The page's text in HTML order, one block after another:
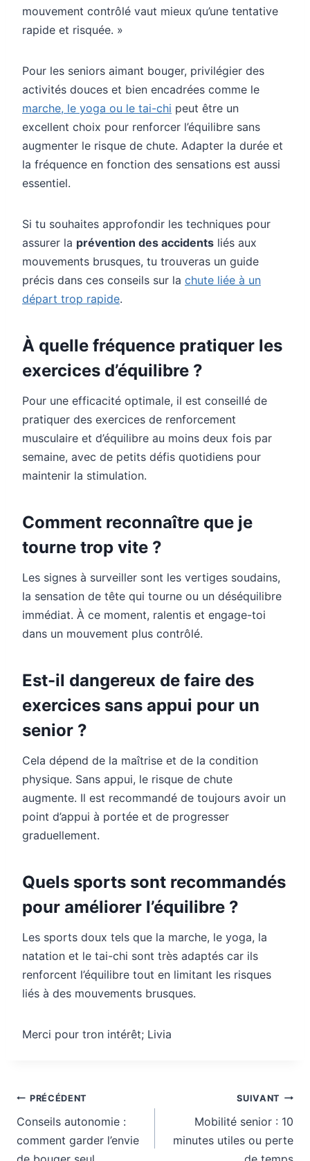
mouvement contrôlé vaut mieux qu’une tentative
rapide et risquée. »
Pour les seniors aimant bouger, privilégier des
activités douces et bien encadrées comme le
marche, le yoga ou le tai-chi peut être un
excellent choix pour renforcer l’équilibre sans
augmenter le risque de chute. Adapter la durée et
la fréquence en fonction des sensations est aussi
essentiel.
Si tu souhaites approfondir les techniques pour
assurer la prévention des accidents liés aux
mouvements brusques, tu trouveras un guide
précis dans ces conseils sur la chute liée à un
départ trop rapide.
À quelle fréquence pratiquer les
exercices d’équilibre ?
Pour une efficacité optimale, il est conseillé de
pratiquer des exercices de renforcement
musculaire et d’équilibre au moins deux fois par
semaine, avec de petits défis quotidiens pour
maintenir la stimulation.
Comment reconnaître que je
tourne trop vite ?
Les signes à surveiller sont les vertiges soudains,
la sensation de tête qui tourne ou un déséquilibre
immédiat. À ce moment, ralentis et engage-toi
dans un mouvement plus contrôlé.
Est-il dangereux de faire des
exercices sans appui pour un
senior ?
Cela dépend de la maîtrise et de la condition
physique. Sans appui, le risque de chute
augmente. Il est recommandé de toujours avoir un
point d’appui à portée et de progresser
graduellement.
Quels sports sont recommandés
pour améliorer l’équilibre ?
Les sports doux tels que la marche, le yoga, la
natation et le tai-chi sont très adaptés car ils
renforcent l’équilibre tout en limitant les risques
liés à des mouvements brusques.
Merci pour tron intérêt; Livia
Navigation
de
PRÉCÉDENT
Conseils autonomie :
comment garder l’envie
SUIVANT
Mobilité senior : 10
minutes utiles ou perte